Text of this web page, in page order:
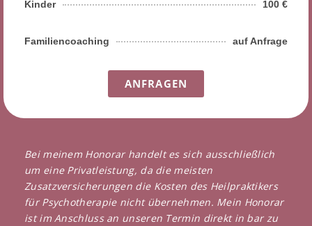
Kinder 100 €
Familiencoaching auf Anfrage
ANFRAGEN
Bei meinem Honorar handelt es sich ausschließlich
um eine Privatleistung, da die meisten
Zusatzversicherungen die Kosten des Heilpraktikers
für Psychotherapie nicht übernehmen. Mein Honorar
ist im Anschluss an unseren Termin direkt in barzu